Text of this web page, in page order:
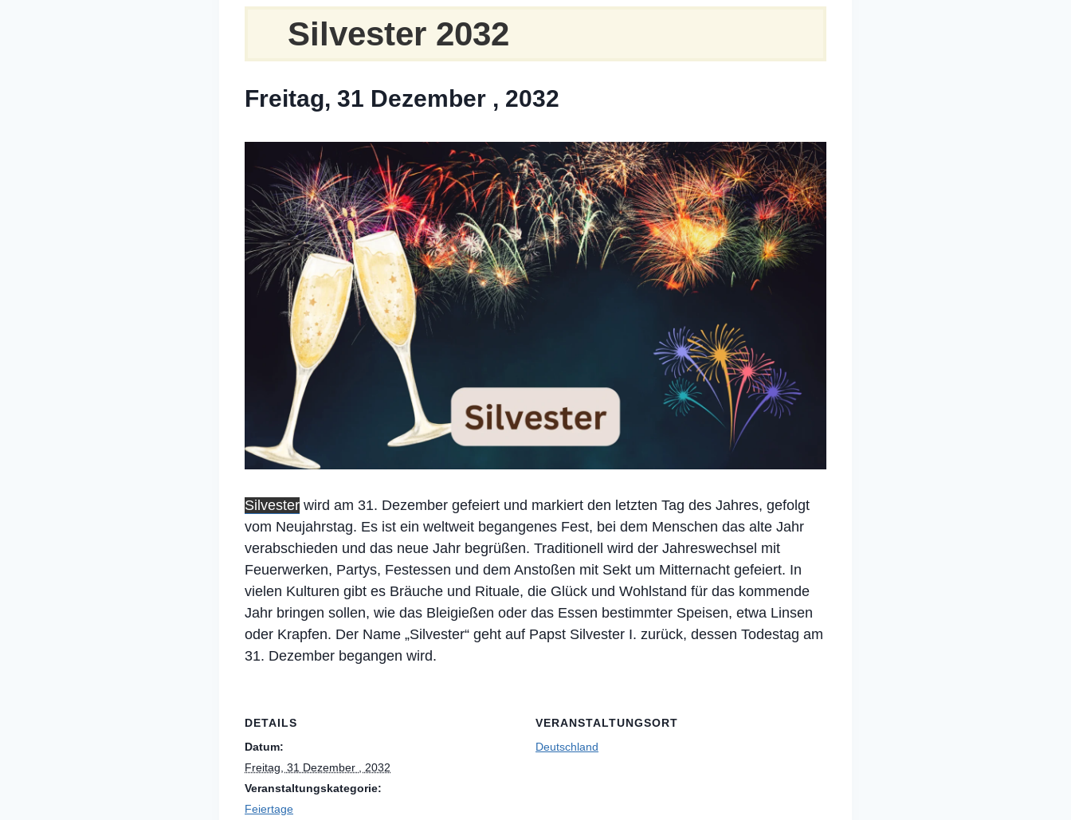
Silvester 2032
Freitag, 31 Dezember , 2032
Silvester wird am 31. Dezember gefeiert und markiert den letzten Tag des Jahres, gefolgt
vom Neujahrstag. Es ist ein weltweit begangenes Fest, bei dem Menschen das alte Jahr
verabschieden und das neue Jahr begrüßen. Traditionell wird der Jahreswechsel mit
Feuerwerken, Partys, Festessen und dem Anstoßen mit Sekt um Mitternacht gefeiert. In
vielen Kulturen gibt es Bräuche und Rituale, die Glück und Wohlstand für das kommende
Jahr bringen sollen, wie das Bleigießen oder das Essen bestimmter Speisen, etwa Linsen
oder Krapfen. Der Name „Silvester“ geht auf Papst Silvester I. zurück, dessen Todestag am
31. Dezember begangen wird.
DETAILS
Datum:
Freitag, 31 Dezember , 2032
Veranstaltungskategorie:
Feiertage
VERANSTALTUNGSORT
Deutschland